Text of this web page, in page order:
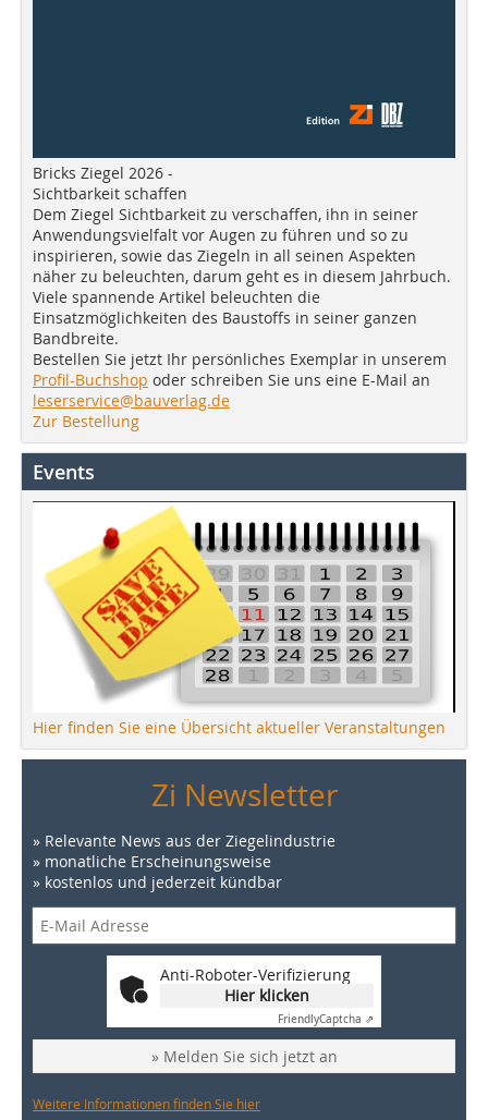
Bricks Ziegel 2026 -
Sichtbarkeit schaffen
Dem Ziegel Sichtbarkeit zu verschaffen, ihn in seiner
Anwendungsvielfalt vor Augen zu führen und so zu
inspirieren, sowie das Ziegeln in all seinen Aspekten
näher zu beleuchten, darum geht es in diesem Jahrbuch.
Viele spannende Artikel beleuchten die
Einsatzmöglichkeiten des Baustoffs in seiner ganzen
Bandbreite.
Bestellen Sie jetzt Ihr persönliches Exemplar in unserem
Profil-Buchshop oder schreiben Sie uns eine E-Mail an
leserservice@bauverlag.de
Zur Bestellung
Events
Hier finden Sie eine Übersicht aktueller Veranstaltungen
Zi Newsletter
» Relevante News aus der Ziegelindustrie
» monatliche Erscheinungsweise
» kostenlos und jederzeit kündbar
Anti-Roboter-Verifizierung
Hier klicken
FriendlyCaptcha ⇗
» Melden Sie sich jetzt an
Weitere Informationen finden Sie hier